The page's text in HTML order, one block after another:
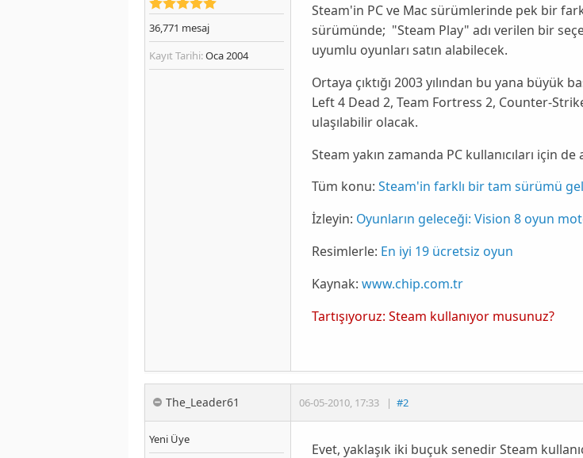
36,771 mesaj
Kayıt Tarihi:Oca 2004
Steam'in PC ve Mac sürümlerinde pek bir
sürümünde; "Steam Play" adı verilen bir
uyumlu oyunları satın alabilecek.
Ortaya çıktığı 2003 yılından bu yana büyük
Left 4 Dead 2, Team Fortress 2, Counter-
ulaşılabilir olacak.
Steam yakın zamanda PC kullanıcıları için de
Tüm konu: Steam'in farklı bir tam sürümü
İzleyin: Oyunların geleceği: Vision 8 oyun
Resimlerle: En iyi 19 ücretsiz oyun
Kaynak: www.chip.com.tr
Tartışıyoruz: Steam kullanıyor musunuz?
The_Leader61 06-05-2010, 17:33 | #2
Yeni Üye
Evet, yaklaşık iki buçuk senedir Steam